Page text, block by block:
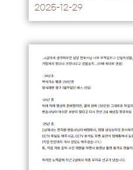
2025-12-29